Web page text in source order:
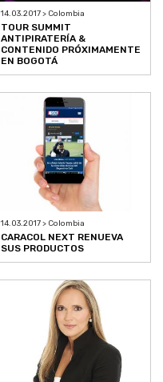
14.03.2017 > Colombia
TOUR SUMMIT
ANTIPIRATERÍA &
CONTENIDO PRÓXIMAMENTE
EN BOGOTÁ
14.03.2017 > Colombia
CARACOL NEXT RENUEVA
SUS PRODUCTOS